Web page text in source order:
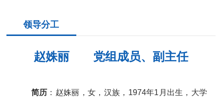
领导分工
赵姝丽 党组成员、副主任
简历 ：赵姝丽，女，汉族，1974年1月出生，大学